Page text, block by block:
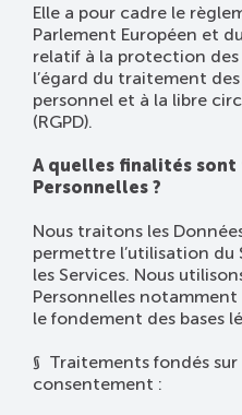
Elle a pour cadre le
Parlement Européen et
relatif à la protection des
l’égard du traitement
personnel et à la libre
(RGPD).
A quelles finalités sont
Personnelles ?
Nous traitons les
permettre l’utilisation
les Services. Nous
Personnelles
le fondement des bases
§ Traitements fondés sur
consentement :